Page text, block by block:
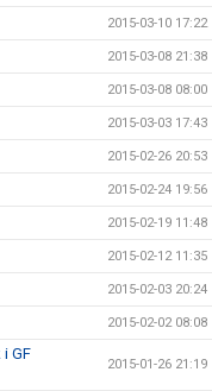
2015-03-10 17:22
2015-03-08 21:38
2015-03-08 08:00
2015-03-03 17:43
2015-02-26 20:53
2015-02-24 19:56
2015-02-19 11:48
2015-02-12 11:35
2015-02-03 20:24
2015-02-02 08:08
GF
2015-01-26 21:19